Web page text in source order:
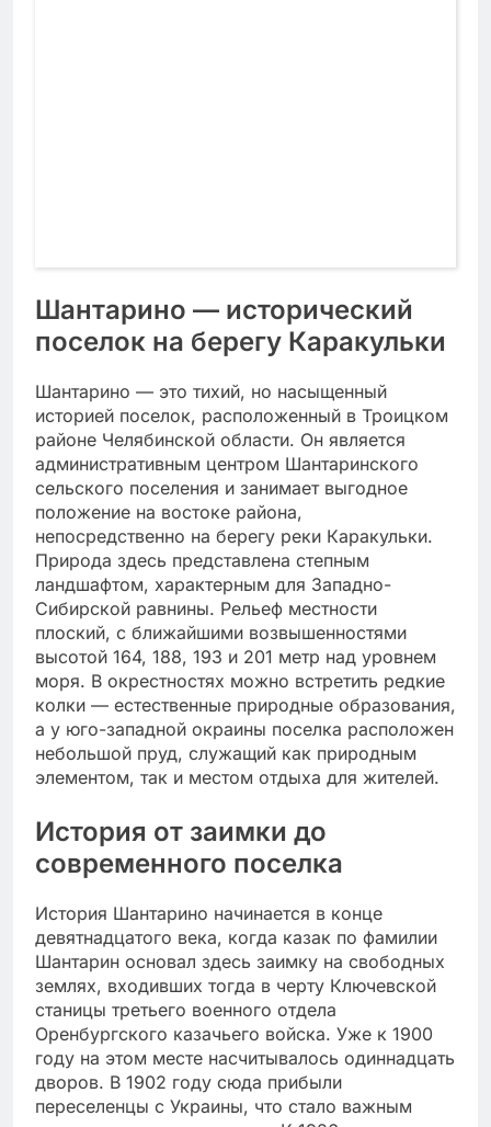
Шантарино — исторический
поселок на берегу Каракульки
Шантарино — это тихий, но насыщенный
историей поселок, расположенный в Троицком
районе Челябинской области. Он является
административным центром Шантаринского
сельского поселения и занимает выгодное
положение на востоке района,
непосредственно на берегу реки Каракульки.
Природа здесь представлена степным
ландшафтом, характерным для Западно-
Сибирской равнины. Рельеф местности
плоский, с ближайшими возвышенностями
высотой 164, 188, 193 и 201 метр над уровнем
моря. В окрестностях можно встретить редкие
колки — естественные природные образования,
а у юго-западной окраины поселка расположен
небольшой пруд, служащий как природным
элементом, так и местом отдыха для жителей.
История от заимки до
современного поселка
История Шантарино начинается в конце
девятнадцатого века, когда казак по фамилии
Шантарин основал здесь заимку на свободных
землях, входивших тогда в черту Ключевской
станицы третьего военного отдела
Оренбургского казачьего войска. Уже к 1900
году на этом месте насчитывалось одиннадцать
дворов. В 1902 году сюда прибыли
переселенцы с Украины, что стало важным